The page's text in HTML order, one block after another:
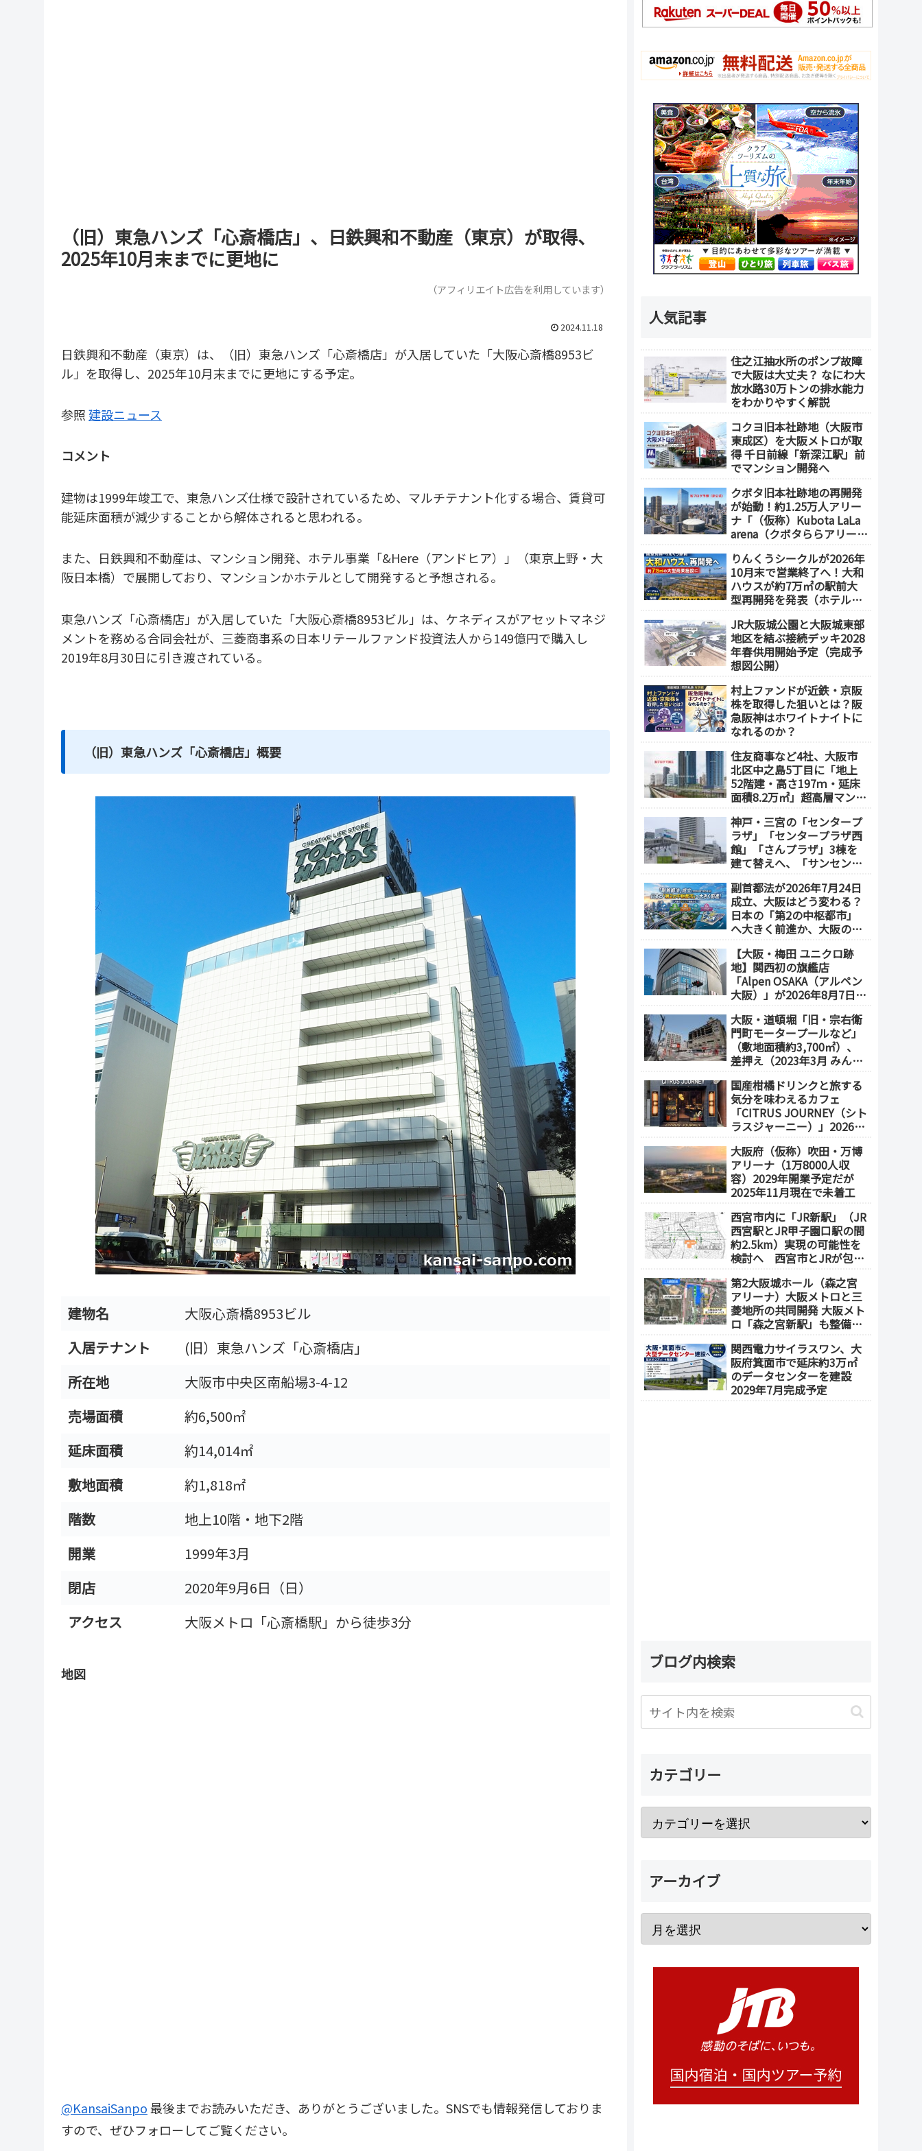
（旧）東急ハンズ「心斎橋店」、日鉄興和不動産（東京）が取得、
2025年10月末までに更地に
（アフィリエイト広告を利用しています）
2024.11.18
日鉄興和不動産（東京）は、（旧）東急ハンズ「心斎橋店」が入居していた「大阪心斎橋8953ビ
ル」を取得し、2025年10月末までに更地にする予定。
参照建設ニュース
コメント
建物は1999年竣工で、東急ハンズ仕様で設計されているため、マルチテナント化する場合、賃貸可
能延床面積が減少することから解体されると思われる。
また、日鉄興和不動産は、マンション開発、ホテル事業「&Here（アンドヒア）」（東京上野・大
阪日本橋）で展開しており、マンションかホテルとして開発すると予想される。
東急ハンズ「心斎橋店」が入居していた「大阪心斎橋8953ビル」は、ケネディスがアセットマネジ
メントを務める合同会社が、三菱商事系の日本リテールファンド投資法人から149億円で購入し
2019年8月30日に引き渡されている。
（旧）東急ハンズ「心斎橋店」概要
建物名
大阪心斎橋8953ビル
入居テナント
(旧）東急ハンズ「心斎橋店」
所在地
大阪市中央区南船場3-4-12
売場面積
約6,500㎡
延床面積
約14,014㎡
敷地面積
約1,818㎡
階数
地上10階・地下2階
開業
1999年3月
閉店
2020年9月6日（日）
アクセス
大阪メトロ「心斎橋駅」から徒歩3分
地図
@KansaiSanpo最後までお読みいただき、ありがとうございました。SNSでも情報発信しておりま
すので、ぜひフォローしてご覧ください。
人気記事
住之江抽水所のポンプ故障
で大阪は大丈夫？ なにわ大
放水路30万トンの排水能力
をわかりやすく解説
コクヨ旧本社跡地（大阪市
東成区）を大阪メトロが取
得 千日前線「新深江駅」前
でマンション開発へ
クボタ旧本社跡地の再開発
が始動！約1.25万人アリー
ナ「（仮称）Kubota LaLa
arena（クボタららアリー
業施設も開発へ【2032年以
降開業】
りんくうシークルが2026年
10月末で営業終了へ！大和
ハウスが約7万㎡の駅前大
型再開発を発表（ホテル開
JR大阪城公園と大阪城東部
地区を結ぶ接続デッキ2028
年春供用開始予定（完成予
想図公開）
村上ファンドが近鉄・京阪
株を取得した狙いとは？阪
急阪神はホワイトナイトに
なれるのか？
住友商事など4社、大阪市
北区中之島5丁目に「地上
52階建・高さ197ｍ・延床
面積8.2万㎡」超高層マンシ
竣工
神戸・三宮の「センタープ
ラザ」「センタープラザ西
館」「さんプラザ」3棟を
建て替えへ、「サンセンタ
会」が2026年7月発足
副首都法が2026年7月24日
成立、大阪はどう変わる？
日本の「第2の中枢都市」
へ大きく前進か、大阪の5
【大阪・梅田 ユニクロ跡
地】関西初の旗艦店
「Alpen OSAKA（アルペン
大阪）」が2026年8月7日オ
の体験型スポーツ専門店が
誕生
大阪・道頓堀「旧・宗右衛
門町モータープールなど」
（敷地面積約3,700㎡）、
差押え（2023年3月 みんな
得）
国産柑橘ドリンクと旅する
気分を味わえるカフェ
「CITRUS JOURNEY（シト
ラスジャーニー）」2026年
メトロ「本町駅」徒歩1
分）
大阪府（仮称）吹田・万博
アリーナ（1万8000人収
容）2029年開業予定だが
2025年11月現在で未着工
西宮市内に「JR新駅」（JR
西宮駅とJR甲子園口駅の間
約2.5km）実現の可能性を
検討へ 西宮市とJRが包括
町外工場等跡地）
第2大阪城ホール（森之宮
アリーナ）大阪メトロと三
菱地所の共同開発 大阪メト
ロ「森之宮新駅」も整備へ
度以降の開業（大阪城東部
地区1.5期開発）
関西電力サイラスワン、大
阪府箕面市で延床約3万㎡
のデータセンターを建設
2029年7月完成予定
ブログ内検索
カテゴリー
アーカイブ